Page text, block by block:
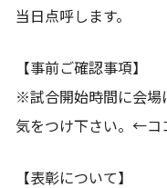
当日点呼します。
【事前ご確認事項】
※試合開始時間に会場
気をつけ下さい。←コ
【表彰について】